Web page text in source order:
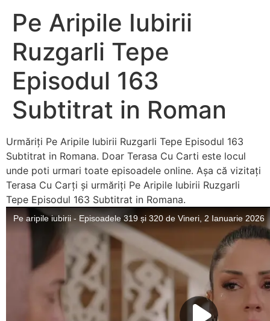
Pe Aripile Iubirii
Ruzgarli Tepe
Episodul 163
Subtitrat in Roman
Urmăriți Pe Aripile Iubirii Ruzgarli Tepe Episodul 163
Subtitrat in Romana. Doar Terasa Cu Carti este locul
unde poti urmari toate episoadele online. Așa că vizitați
Terasa Cu Carți și urmăriți Pe Aripile Iubirii Ruzgarli
Tepe Episodul 163 Subtitrat in Romana.